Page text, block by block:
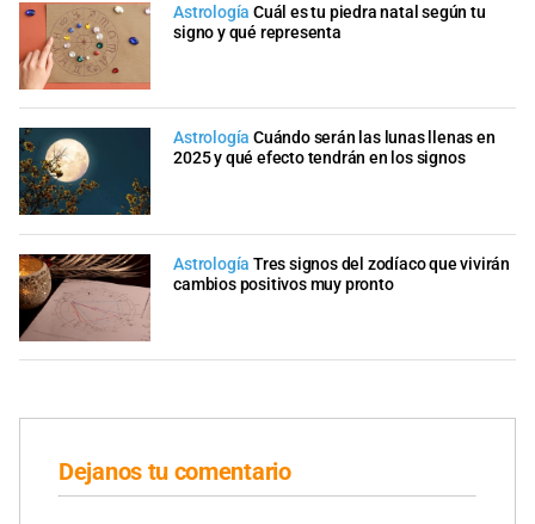
Astrología Cuál es tu piedra natal según tu
signo y qué representa
Astrología Cuándo serán las lunas llenas en
2025 y qué efecto tendrán en los signos
Astrología Tres signos del zodíaco que vivirán
cambios positivos muy pronto
Dejanos tu comentario